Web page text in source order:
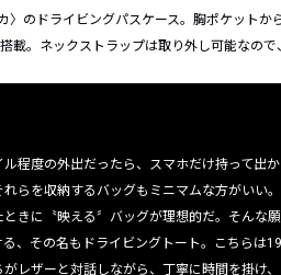
〉のドライビングパスケース。胸ポケット
載。ネックストラップは取り外し可能なので
程度の外出だったら、スマホだけ持って出
らを収納するバッグもミニマムな方がいい
きに〝映える〞バッグが理想的だ。そんな
、その名もドライビングトート。こちらは
レザーと対話しながら、丁寧に時間を掛け